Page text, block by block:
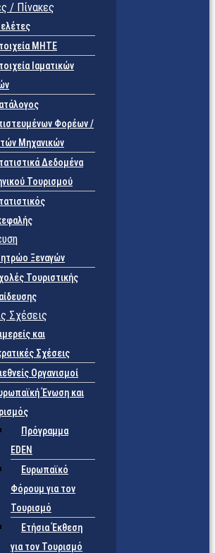
/ Πίνακες
ΜΗΤΕ
Ιαματικών
Φορέων /
Μηχανικών
Δεδομένα
Τουρισμού
Ξεναγών
Τουριστικής
Σχέσεις
και
Σχέσεις
Οργανισμοί
Ένωση και
Πρόγραμμα
EDEN
Ευρωπαϊκό
Φόρουμ για τον
Τουρισμό
Ετήσια Έκθεση
για τον Τουρισμό